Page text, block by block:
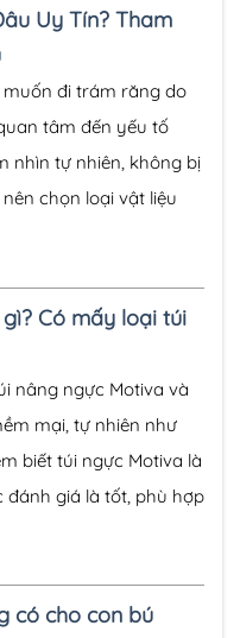
Uy Tín? Tham
muốn đi trám răng do
tâm đến yếu tố
nhìn tự nhiên, không bị
chọn loại vật liệu
Có mấy loại túi
nâng ngực Motiva và
mại, tự nhiên như
biết túi ngực Motiva là
đánh giá là tốt, phù hợp
có cho con bú